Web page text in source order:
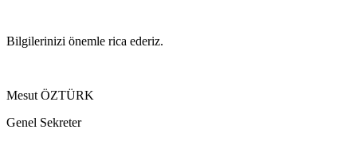
Bilgilerinizi önemle rica ederiz.
Mesut ÖZTÜRK
Genel Sekreter